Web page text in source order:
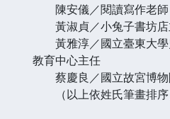
陳安儀／閱讀寫作老師
黃淑貞／小兔子書坊店
黃雅淳／國立臺東大學
教育中心主任
蔡慶良／國立故宮博物
（以上依姓氏筆畫排序